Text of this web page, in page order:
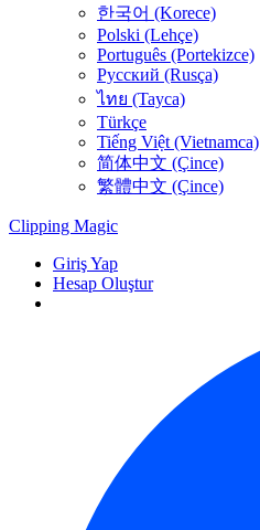
한국어 (Korece)
Polski (Lehçe)
Português (Portekizce)
Русский (Rusça)
ไทย (Tayca)
Türkçe
Tiếng Việt (Vietnamca)
简体中文 (Çince)
繁體中文 (Çince)
Clipping Magic
Giriş Yap
Hesap Oluştur